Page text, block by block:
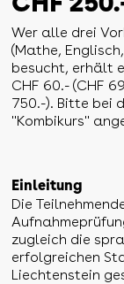
Wer alle drei
(Mathe,
besucht, erhält
CHF 60.- (CHF
750.-). Bitte bei
"Kombikurs"
Einleitung
Die
zugleich die
erfolgreichen
Liechtenstein